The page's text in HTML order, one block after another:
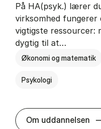
På HA(psyk.) lærer
virksomhed fungerer
vigtigste ressourcer:
dygtig til at…
Økonomi og matematik
Psykologi
Om uddannelsen